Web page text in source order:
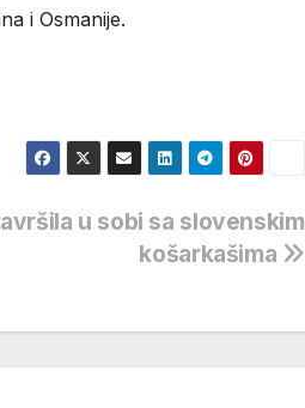
i Osmanije.
u sobi sa slovenskim
košarkašima